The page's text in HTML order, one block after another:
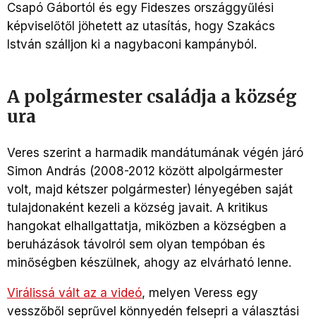
Csapó Gábortól és egy Fideszes országgyűlési
képviselőtől jöhetett az utasítás, hogy Szakács
István szálljon ki a nagybaconi kampányból.
A polgármester családja a község
ura
Veres szerint a harmadik mandátumának végén járó
Simon András (2008-2012 között alpolgármester
volt, majd kétszer polgármester) lényegében saját
tulajdonaként kezeli a község javait. A kritikus
hangokat elhallgattatja, miközben a községben a
beruházások távolról sem olyan tempóban és
minőségben készülnek, ahogy az elvárható lenne.
Virálissá vált az a videó, melyen Veress egy
vesszőből seprűvel könnyedén felsepri a választási